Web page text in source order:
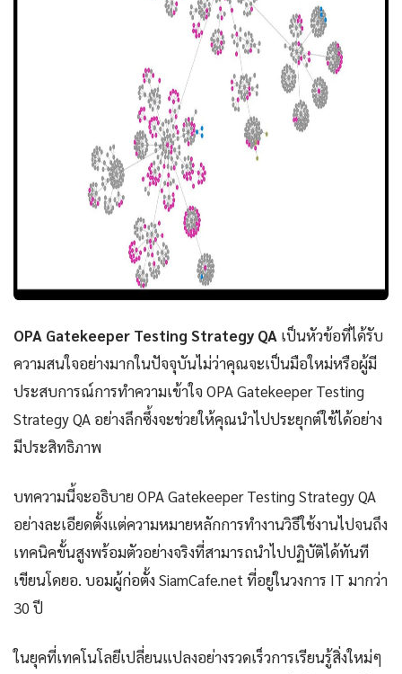
OPA Gatekeeper Testing Strategy QA เป็นหัวข้อที่ได้รับ
ความสนใจอย่างมากในปัจจุบันไม่ว่าคุณจะเป็นมือใหม่หรือผู้มี
ประสบการณ์การทำความเข้าใจ OPA Gatekeeper Testing
Strategy QA อย่างลึกซึ้งจะช่วยให้คุณนำไปประยุกต์ใช้ได้อย่าง
มีประสิทธิภาพ
บทความนี้จะอธิบาย OPA Gatekeeper Testing Strategy QA
อย่างละเอียดตั้งแต่ความหมายหลักการทำงานวิธีใช้งานไปจนถึง
เทคนิคขั้นสูงพร้อมตัวอย่างจริงที่สามารถนำไปปฏิบัติได้ทันที
เขียนโดยอ. บอมผู้ก่อตั้ง SiamCafe.net ที่อยู่ในวงการ IT มากว่า
30 ปี
ในยุคที่เทคโนโลยีเปลี่ยนแปลงอย่างรวดเร็วการเรียนรู้สิ่งใหม่ๆ